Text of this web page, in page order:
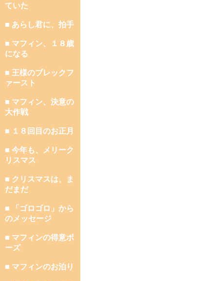
ていた
■ あらし君に、拍手
■ マフィン、１８歳
になる
■ 王様のブレックフ
ァースト
■ マフィン、決意の
大作戦
■ １８回目のお正月
■ 今年も、メリーク
リスマス
■ クリスマスは、ま
だまだ
■ 「ゴロゴロ」から
のメッセージ
■ マフィンの得意ポ
ーズ
■ マフィンのお泊り